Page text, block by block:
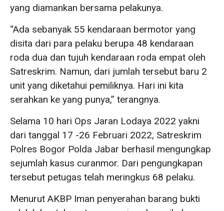
yang diamankan bersama pelakunya.
“Ada sebanyak 55 kendaraan bermotor yang
disita dari para pelaku berupa 48 kendaraan
roda dua dan tujuh kendaraan roda empat oleh
Satreskrim. Namun, dari jumlah tersebut baru 2
unit yang diketahui pemiliknya. Hari ini kita
serahkan ke yang punya,” terangnya.
Selama 10 hari Ops Jaran Lodaya 2022 yakni
dari tanggal 17 -26 Februari 2022, Satreskrim
Polres Bogor Polda Jabar berhasil mengungkap
sejumlah kasus curanmor. Dari pengungkapan
tersebut petugas telah meringkus 68 pelaku.
Menurut AKBP Iman penyerahan barang bukti